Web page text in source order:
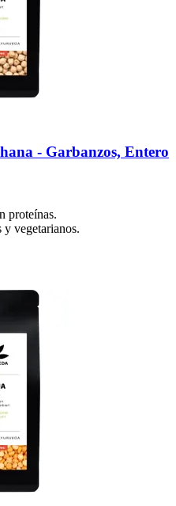
-​ Garbanzos, Entero
proteínas.
y vegetarianos.